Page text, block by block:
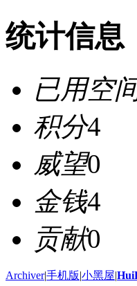
统计信息
已用空
积分4
威望0
金钱4
贡献0
Archiver|手机版|小黑屋|